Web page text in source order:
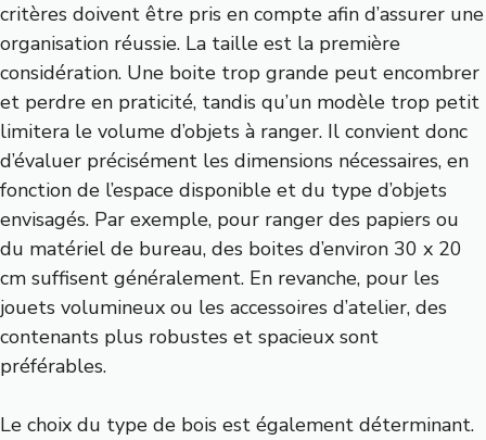
critères doivent être pris en compte afin d’assurer une
organisation réussie. La taille est la première
considération. Une boite trop grande peut encombrer
et perdre en praticité, tandis qu’un modèle trop petit
limitera le volume d’objets à ranger. Il convient donc
d’évaluer précisément les dimensions nécessaires, en
fonction de l’espace disponible et du type d’objets
envisagés. Par exemple, pour ranger des papiers ou
du matériel de bureau, des boites d’environ 30 x 20
cm suffisent généralement. En revanche, pour les
jouets volumineux ou les accessoires d’atelier, des
contenants plus robustes et spacieux sont
préférables.
Le choix du type de bois est également déterminant.